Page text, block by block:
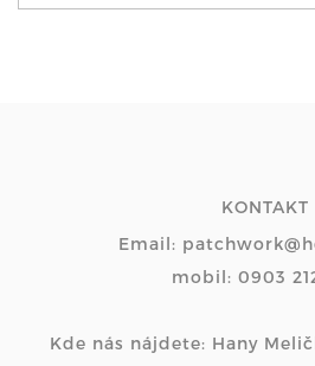
KONTAKT
Email:
mobil: 0903
Kde nás nájdete: Hany